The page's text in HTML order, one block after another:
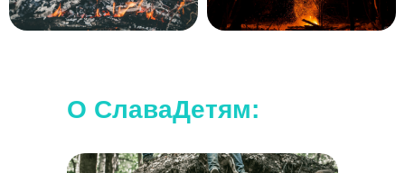
О СлаваДетям: